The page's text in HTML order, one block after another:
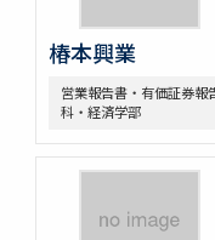
椿本興業
営業報告書・有価証券報
科・経済学部